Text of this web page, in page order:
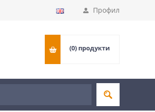
Профил
(0) продукти